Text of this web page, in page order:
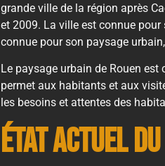
grande ville de la région après
et 2009. La ville est connue
connue pour son paysage
Le paysage urbain de Rouen
permet aux habitants et aux
les besoins et attentes des
État actuel